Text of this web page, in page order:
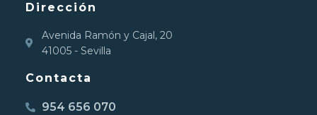
Dirección
Avenida Ramón y Cajal, 20
41005 - Sevilla
Contacta
954 656 070